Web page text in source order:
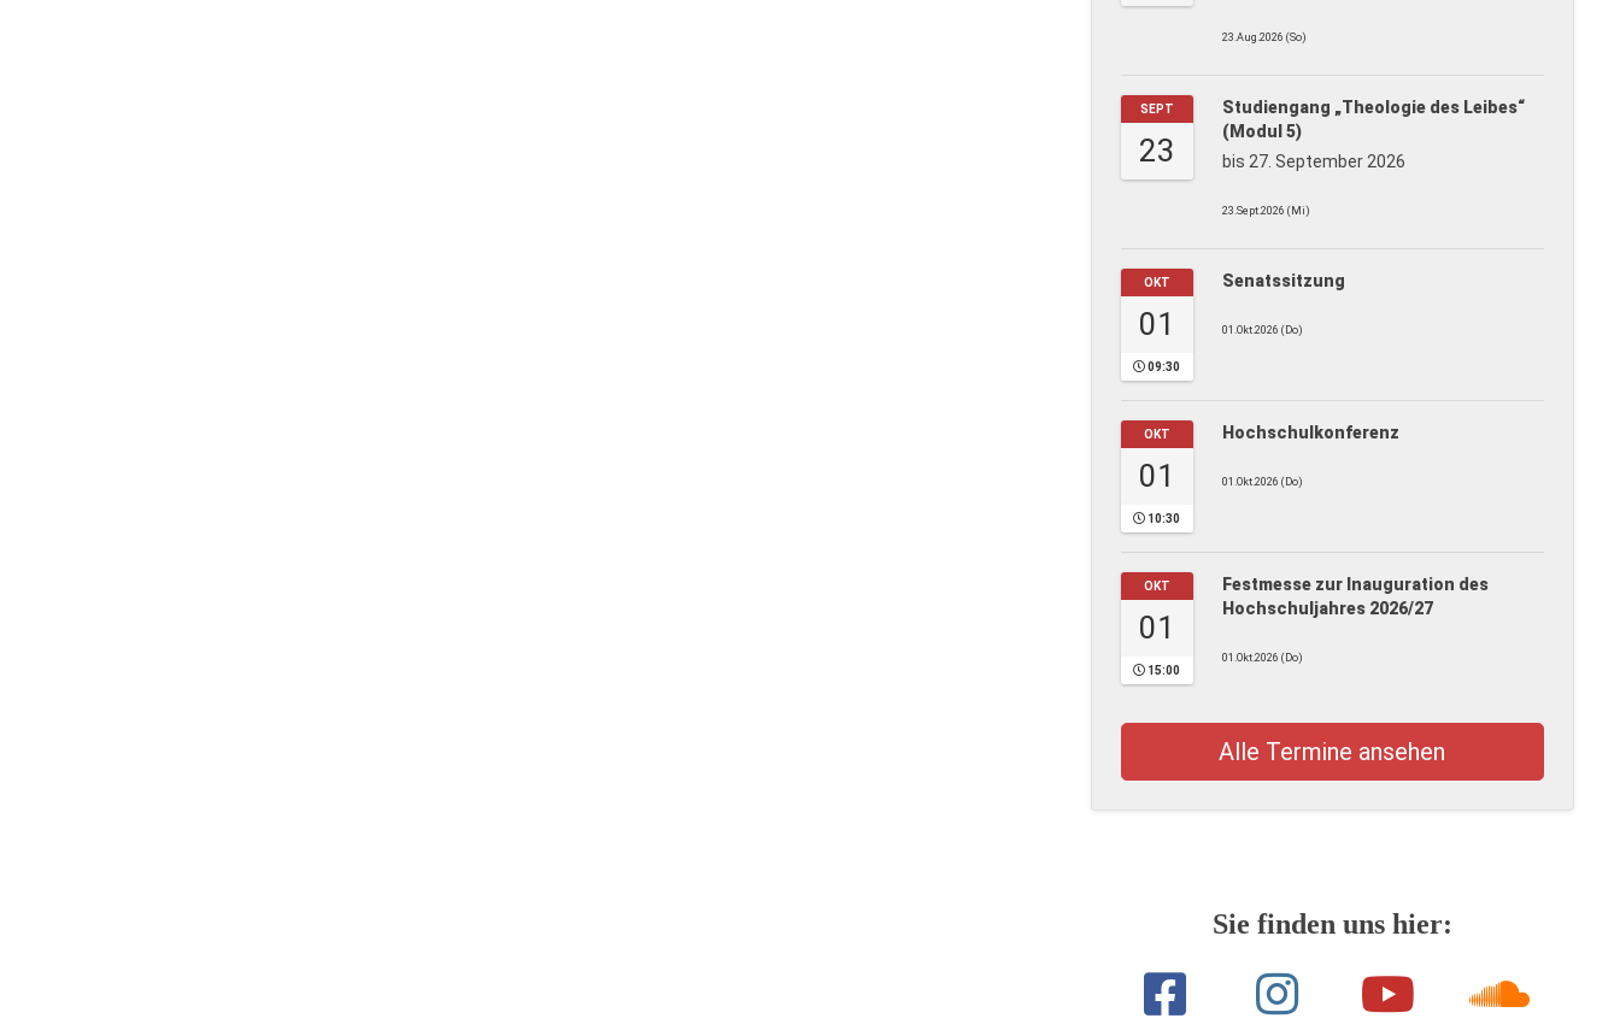
23.Aug.2026 (So)
SEPT
23
Studiengang „Theologie des Leibes“
(Modul 5)
bis 27. September 2026
23.Sept.2026 (Mi)
OKT
01
09:30
Senatssitzung
01.Okt.2026 (Do)
OKT
01
10:30
Hochschulkonferenz
01.Okt.2026 (Do)
OKT
01
15:00
Festmesse zur Inauguration des
Hochschuljahres 2026/27
01.Okt.2026 (Do)
Alle Termine ansehen
Sie finden uns hier: